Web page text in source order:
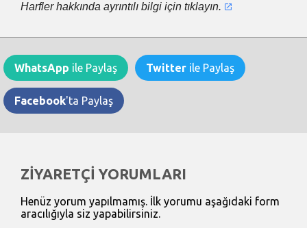
Harfler hakkında ayrıntılı bilgi için tıklayın.
WhatsApp ile Paylaş Twitter ile Paylaş
Facebook'ta Paylaş
ZİYARETÇİ YORUMLARI
Henüz yorum yapılmamış. İlk yorumu aşağıdaki form
aracılığıyla siz yapabilirsiniz.